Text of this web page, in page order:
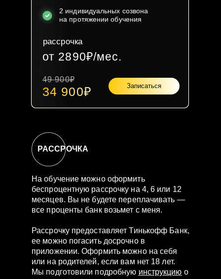
2 индивидуальных созвона
на протяжении обучения
рассрочка
от 2890₽/мес.
34 900₽ Записаться
На обучение можно оформить
беспроцентную рассрочку на 4, 6 или 12
месяцев. Вы не будете переплачивать —
все проценты банк возьмет с меня.
Рассрочку предоставляет Тинькофф Банк,
ее можно погасить досрочно в
приложении. Оформить можно на себя
или на родителей, если вам нет 18 лет.
Мы подготовили подробную инструкцию о
49 900₽
РАССРОЧКА